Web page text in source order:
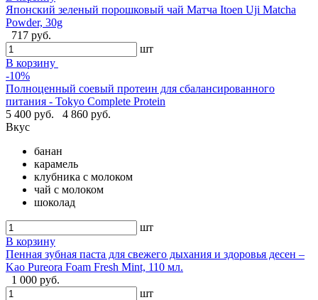
Японский зеленый порошковый чай Матча Itoen Uji Matcha
Powder, 30g
717 руб.
шт
В корзину
-10%
Полноценный соевый протеин для сбалансированного
питания - Tokyo Complete Protein
5 400 руб.
4 860 руб.
Вкус
банан
карамель
клубника с молоком
чай с молоком
шоколад
шт
В корзину
Пенная зубная паста для свежего дыхания и здоровья десен –
Kao Pureora Foam Fresh Mint, 110 мл.
1 000 руб.
шт